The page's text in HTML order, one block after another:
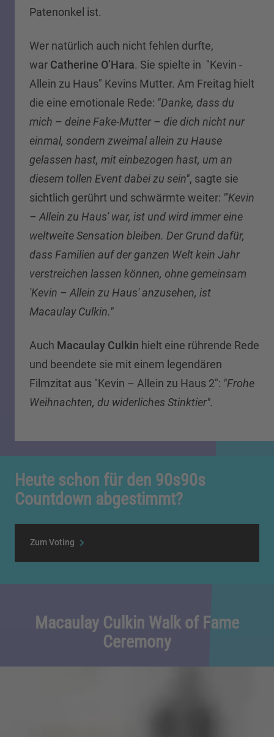
Patenonkel ist.
Wer natürlich auch nicht fehlen durfte,
war Catherine O’Hara. Sie spielte in "Kevin -
Allein zu Haus" Kevins Mutter. Am Freitag hielt
die eine emotionale Rede: "Danke, dass du
mich – deine Fake-Mutter – die dich nicht nur
einmal, sondern zweimal allein zu Hause
gelassen hast, mit einbezogen hast, um an
diesem tollen Event dabei zu sein", sagte sie
sichtlich gerührt und schwärmte weiter: "'Kevin
– Allein zu Haus' war, ist und wird immer eine
weltweite Sensation bleiben. Der Grund dafür,
dass Familien auf der ganzen Welt kein Jahr
verstreichen lassen können, ohne gemeinsam
'Kevin – Allein zu Haus' anzusehen, ist
Macaulay Culkin."
Auch Macaulay Culkin hielt eine rührende Rede
und beendete sie mit einem legendären
Filmzitat aus "Kevin – Allein zu Haus 2": "Frohe
Weihnachten, du widerliches Stinktier".
Heute schon für den 90s90s
Countdown abgestimmt?
Zum Voting
Macaulay Culkin Walk of Fame
Ceremony